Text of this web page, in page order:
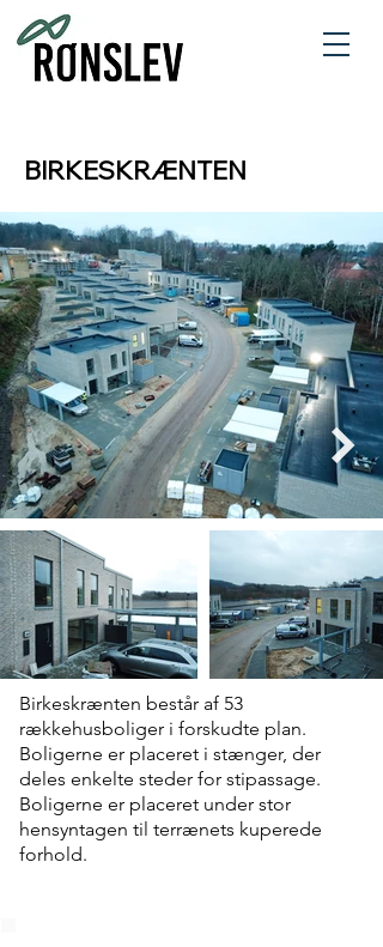
BIRKESKRÆNTEN
Birkeskrænten består af 53
rækkehusboliger i forskudte plan.
Boligerne er placeret i stænger, der
deles enkelte steder for stipassage.
Boligerne er placeret under stor
hensyntagen til terrænets kuperede
forhold.